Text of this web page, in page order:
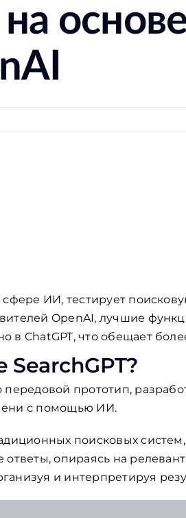
сфере ИИ, тестирует
OpenAI, лучшие
в ChatGPT, что обещает
SearchGPT?
передовой прототип,
с помощью ИИ.
поисковых
ответы, опираясь на
и интерпретируя